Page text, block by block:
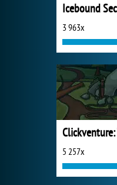
3 963x
5 257x